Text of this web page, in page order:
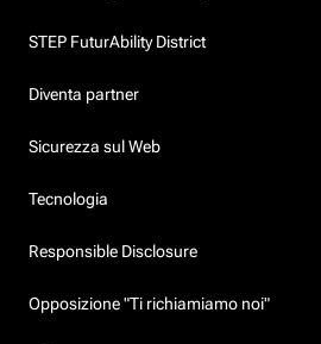
STEP FuturAbility District
Diventa partner
Sicurezza sul Web
Tecnologia
Responsible Disclosure
Opposizione "Ti richiamiamo noi"